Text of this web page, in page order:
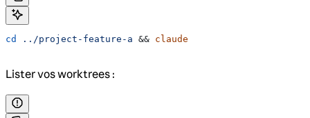
cd ../project-feature-a && claude
Lister vos worktrees :